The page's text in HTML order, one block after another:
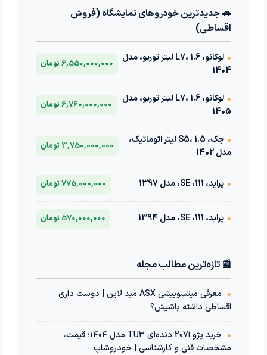
🚗 جدیدترین خودروهای نمایشگاه (فروش
اقساطی)
•
لوکانو، L7، 1.6 لیتر توربو، مدل
1404
6,550,000,000 تومان
•
لوکانو، L7، 1.6 لیتر توربو، مدل
1405
6,760,000,000 تومان
•
جک، S5، 1.5 لیتر اتوماتیک،
مدل 1402
3,750,000,000 تومان
• پراید، 111، SE، مدل 1397 775,000,000 تومان
• پراید، 111، SE، مدل 1394 570,000,000 تومان
📰 تازه‌ترین مطالب مجله
•
معرفی میتسوبیشی ASX مید لاین | دوست داری
اقساطی داشته باشیش؟
•
خرید پژو 207i دنده‌ای TU3 مدل ۱۴۰۴؛ قیمت،
مشخصات فنی و کارشناسی | خودروشاپ